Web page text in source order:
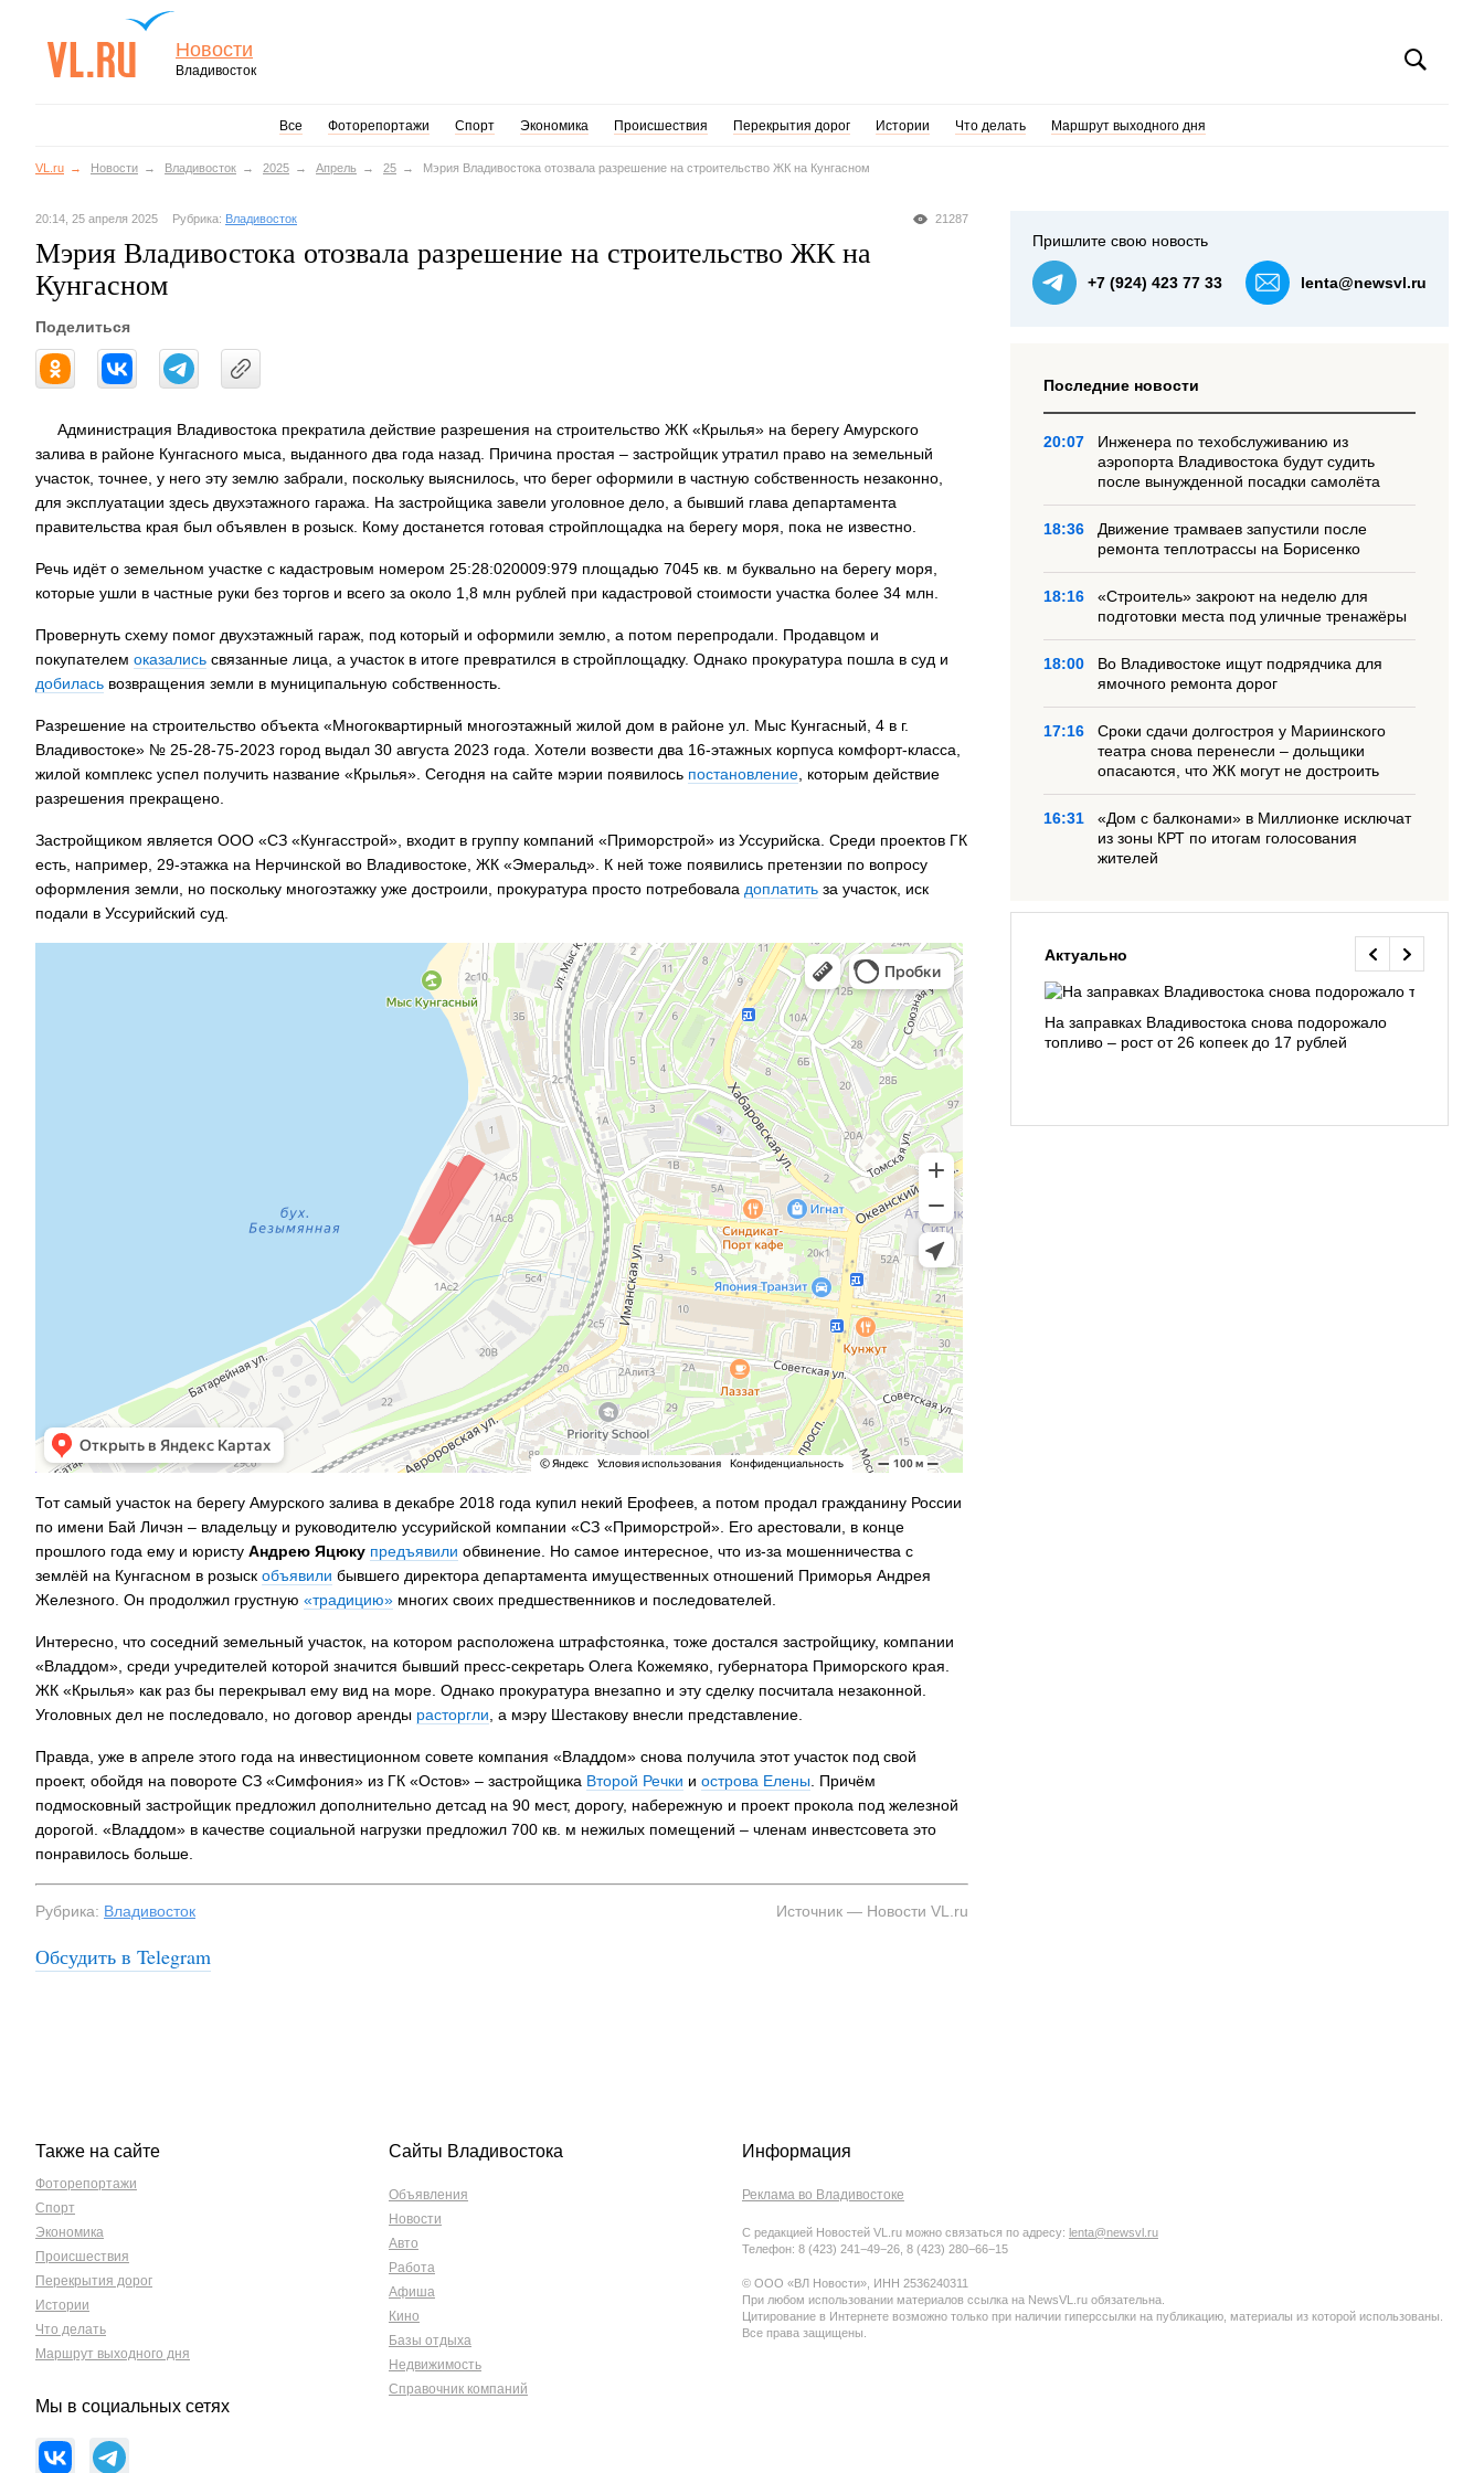
Новости
Владивосток
Все Фоторепортажи Спорт Экономика Происшествия Перекрытия дорог Истории Что делать Маршрут выходного дня
VL.ru Новости Владивосток 2025 Апрель 25 Мэрия Владивостока отозвала разрешение на строительство ЖК на Кунгасном
21287
20:14, 25 апреля 2025 Рубрика: Владивосток
Мэрия Владивостока отозвала разрешение на строительство ЖК на
Кунгасном
Поделиться
Администрация Владивостока прекратила действие разрешения на строительство ЖК «Крылья» на берегу Амурского
залива в районе Кунгасного мыса, выданного два года назад. Причина простая – застройщик утратил право на земельный
участок, точнее, у него эту землю забрали, поскольку выяснилось, что берег оформили в частную собственность незаконно,
для эксплуатации здесь двухэтажного гаража. На застройщика завели уголовное дело, а бывший глава департамента
правительства края был объявлен в розыск. Кому достанется готовая стройплощадка на берегу моря, пока не известно.
Речь идёт о земельном участке с кадастровым номером 25:28:020009:979 площадью 7045 кв. м буквально на берегу моря,
которые ушли в частные руки без торгов и всего за около 1,8 млн рублей при кадастровой стоимости участка более 34 млн.
Провернуть схему помог двухэтажный гараж, под который и оформили землю, а потом перепродали. Продавцом и
покупателем оказались связанные лица, а участок в итоге превратился в стройплощадку. Однако прокуратура пошла в суд и
добилась возвращения земли в муниципальную собственность.
Разрешение на строительство объекта «Многоквартирный многоэтажный жилой дом в районе ул. Мыс Кунгасный, 4 в г.
Владивостоке» № 25-28-75-2023 город выдал 30 августа 2023 года. Хотели возвести два 16-этажных корпуса комфорт-класса,
жилой комплекс успел получить название «Крылья». Сегодня на сайте мэрии появилось постановление , которым действие
разрешения прекращено.
Застройщиком является ООО «СЗ «Кунгасстрой», входит в группу компаний «Приморстрой» из Уссурийска. Среди проектов ГК
есть, например, 29-этажка на Нерчинской во Владивостоке, ЖК «Эмеральд». К ней тоже появились претензии по вопросу
оформления земли, но поскольку многоэтажку уже достроили, прокуратура просто потребовала доплатить за участок, иск
подали в Уссурийский суд.
Тот самый участок на берегу Амурского залива в декабре 2018 года купил некий Ерофеев, а потом продал гражданину России
по имени Бай Личэн – владельцу и руководителю уссурийской компании «СЗ «Приморстрой». Его арестовали, в конце
прошлого года ему и юристу Андрею Яцюку предъявили обвинение. Но самое интересное, что из-за мошенничества с
землёй на Кунгасном в розыск объявили бывшего директора департамента имущественных отношений Приморья Андрея
Железного. Он продолжил грустную «традицию» многих своих предшественников и последователей.
Интересно, что соседний земельный участок, на котором расположена штрафстоянка, тоже достался застройщику, компании
«Владдом», среди учредителей которой значится бывший пресс-секретарь Олега Кожемяко, губернатора Приморского края.
ЖК «Крылья» как раз бы перекрывал ему вид на море. Однако прокуратура внезапно и эту сделку посчитала незаконной.
Уголовных дел не последовало, но договор аренды расторгли , а мэру Шестакову внесли представление.
Правда, уже в апреле этого года на инвестиционном совете компания «Владдом» снова получила этот участок под свой
проект, обойдя на повороте СЗ «Симфония» из ГК «Остов» – застройщика Второй Речки и острова Елены . Причём
подмосковный застройщик предложил дополнительно детсад на 90 мест, дорогу, набережную и проект прокола под железной
дорогой. «Владдом» в качестве социальной нагрузки предложил 700 кв. м нежилых помещений – членам инвестсовета это
понравилось больше.
Рубрика: Владивосток Источник — Новости VL.ru
Обсудить в Telegram
Пришлите свою новость
+7 (924) 423 77 33 lenta@newsvl.ru
Последние новости
20:07
Инженера по техобслуживанию из
аэропорта Владивостока будут судить
после вынужденной посадки самолёта
18:36
Движение трамваев запустили после
ремонта теплотрассы на Борисенко
18:16
«Строитель» закроют на неделю для
подготовки места под уличные тренажёры
18:00
Во Владивостоке ищут подрядчика для
ямочного ремонта дорог
17:16
Сроки сдачи долгостроя у Мариинского
театра снова перенесли – дольщики
опасаются, что ЖК могут не достроить
16:31
«Дом с балконами» в Миллионке исключат
из зоны КРТ по итогам голосования
жителей
Актуально
На заправках Владивостока снова подорожало
топливо – рост от 26 копеек до 17 рублей
Также на сайте
Фоторепортажи
Спорт
Экономика
Происшествия
Перекрытия дорог
Истории
Что делать
Маршрут выходного дня
Мы в социальных сетях
Сайты Владивостока
Объявления
Новости
Авто
Работа
Афиша
Кино
Базы отдыха
Недвижимость
Справочник компаний
Информация
Реклама во Владивостоке
С редакцией Новостей VL.ru можно связаться по адресу: lenta@newsvl.ru
Телефон: 8 (423) 241−49−26, 8 (423) 280−66−15
© ООО «ВЛ Новости», ИНН 2536240311
При любом использовании материалов ссылка на NewsVL.ru обязательна.
Цитирование в Интернете возможно только при наличии гиперссылки на публикацию, материалы из которой использованы.
Все права защищены.